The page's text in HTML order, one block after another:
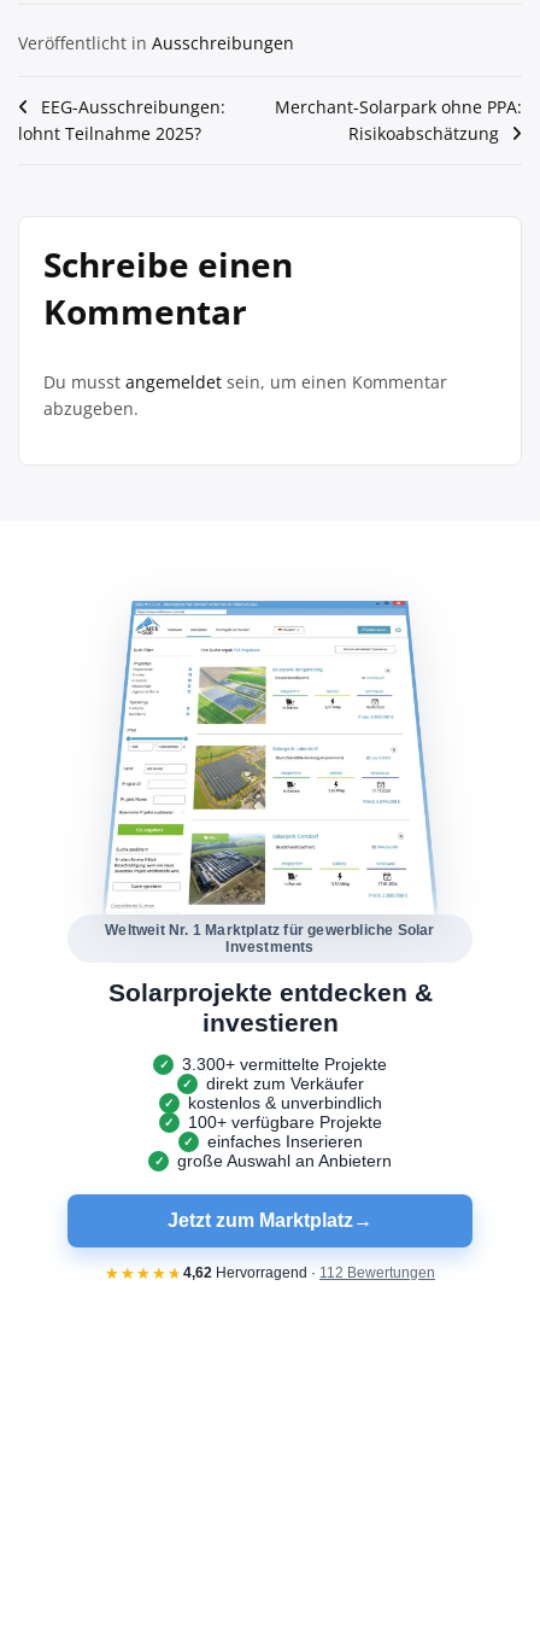
Veröffentlicht in Ausschreibungen
Beitragsnavigation
EEG-Ausschreibungen:
lohnt Teilnahme 2025?
Merchant-Solarpark ohne PPA:
Risikoabschätzung
Schreibe einen
Kommentar
Du musst angemeldet sein, um einen Kommentar
abzugeben.